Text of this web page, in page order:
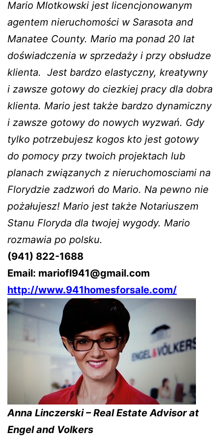
Mario Mlotkowski jest licencjonowanym
agentem nieruchomości w Sarasota and
Manatee County. Mario ma ponad 20 lat
doświadczenia w sprzedaży i przy obsłudze
klienta. Jest bardzo elastyczny, kreatywny
i zawsze gotowy do ciezkiej pracy dla dobra
klienta. Mario jest także bardzo dynamiczny
i zawsze gotowy do nowych wyzwań. Gdy
tylko potrzebujesz kogos kto jest gotowy
do pomocy przy twoich projektach lub
planach związanych z nieruchomosciami na
Florydzie zadzwoń do Mario. Na pewno nie
pożałujesz! Mario jest także Notariuszem
Stanu Floryda dla twojej wygody. Mario
rozmawia po polsku.
(941) 822-1688
Email: mariofl941@gmail.com
http://www.941homesforsale.com/
Anna Linczerski – Real Estate Advisor at
Engel and Volkers